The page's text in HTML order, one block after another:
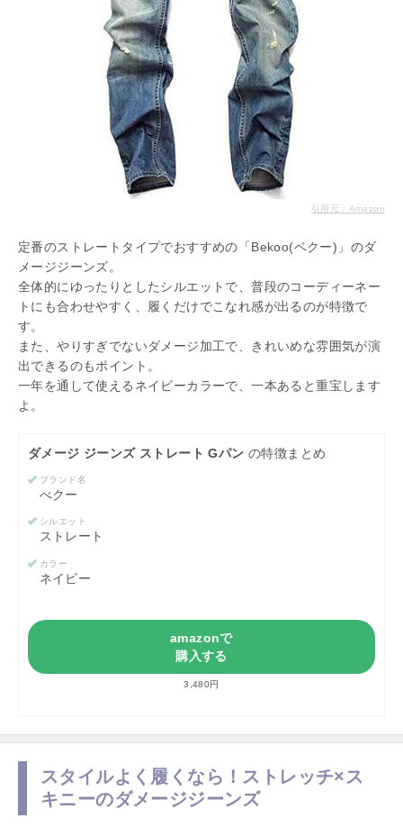
引用元：Amazon
定番のストレートタイプでおすすめの「Bekoo(ベクー)」のダ
メージジーンズ。
全体的にゆったりとしたシルエットで、普段のコーディーネー
トにも合わせやすく、履くだけでこなれ感が出るのが特徴で
す。
また、やりすぎでないダメージ加工で、きれいめな雰囲気が演
出できるのもポイント。
一年を通して使えるネイビーカラーで、一本あると重宝します
よ。
ダメージ ジーンズ ストレート Gパン の特徴まとめ
ブランド名
べクー
シルエット
ストレート
カラー
ネイビー
amazonで
購入する
3,480円
スタイルよく履くなら！ストレッチ×ス
キニーのダメージジーンズ